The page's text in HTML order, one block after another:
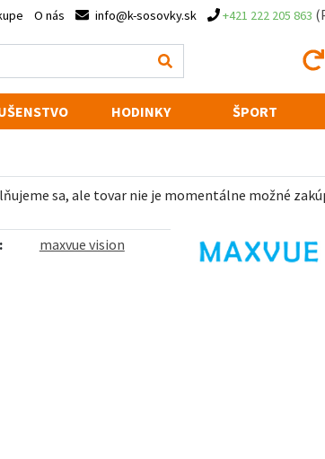
O nás info@k-sosovky.sk +421 222 205 863
HODINKY ŠPORT
sa, ale tovar nie je momentálne možné
maxvue vision